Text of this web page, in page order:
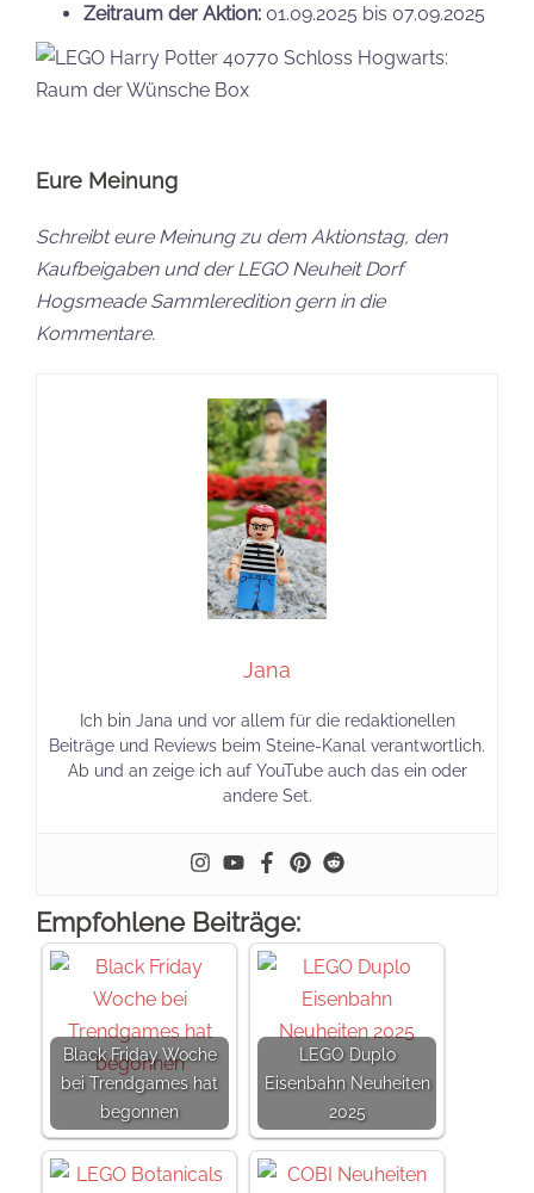
Zeitraum der Aktion: 01.09.2025 bis 07.09.2025
Eure Meinung
Schreibt eure Meinung zu dem Aktionstag, den
Kaufbeigaben und der LEGO Neuheit Dorf
Hogsmeade Sammleredition gern in die
Kommentare.
Jana
Ich bin Jana und vor allem für die redaktionellen
Beiträge und Reviews beim Steine-Kanal verantwortlich.
Ab und an zeige ich auf YouTube auch das ein oder
andere Set.
Empfohlene Beiträge:
Black Friday Woche
bei Trendgames hat
begonnen
LEGO Duplo
Eisenbahn Neuheiten
2025